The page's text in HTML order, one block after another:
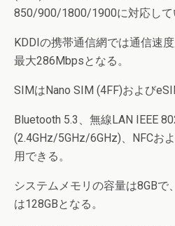
850/900/1800/1900に対応して
KDDIの携帯通信網では通信速
最大286Mbpsとなる。
SIMはNano SIM (4FF)および
Bluetooth 5.3、無線LAN IEEE
(2.4GHz/5GHz/6GHz)、NFCお
用できる。
システムメモリの容量は8GB
は128GBとなる。